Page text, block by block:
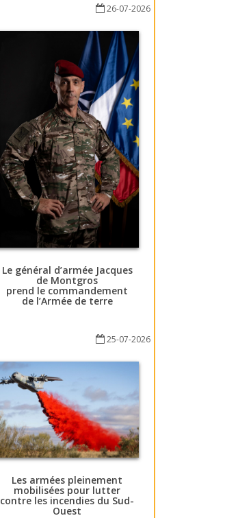
26-07-2026
Le général d’armée Jacques
de Montgros
prend le commandement
de l’Armée de terre
25-07-2026
Les armées pleinement
mobilisées pour lutter
contre les incendies du Sud-
Ouest